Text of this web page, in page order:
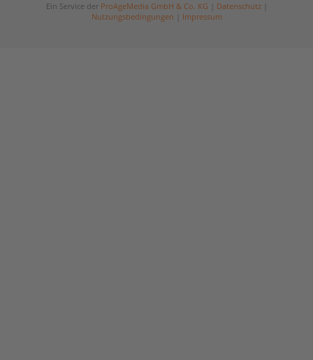
Ein Service der ProAgeMedia GmbH & Co. KG Datenschutz|
Nutzungsbedingungen
Impressum